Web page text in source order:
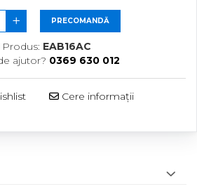
PRECOMANDĂ
EAB16AC
ajutor? 0369 630 012
Cere informații